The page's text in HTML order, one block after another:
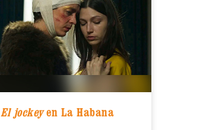
El jockeyen La Habana